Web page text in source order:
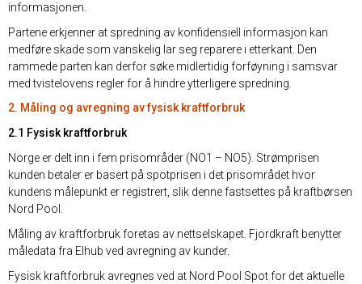
informasjonen.
Partene erkjenner at spredning av konfidensiell informasjon kan
medføre skade som vanskelig lar seg reparere i etterkant. Den
rammede parten kan derfor søke midlertidig forføyning i samsvar
med tvistelovens regler for å hindre ytterligere spredning.
2. Måling og avregning av fysisk kraftforbruk
2.1 Fysisk kraftforbruk
Norge er delt inn i fem prisområder (NO1 – NO5). Strømprisen
kunden betaler er basert på spotprisen i det prisområdet hvor
kundens målepunkt er registrert, slik denne fastsettes på kraftbørsen
Nord Pool.
Måling av kraftforbruk foretas av nettselskapet. Fjordkraft benytter
måledata fra Elhub ved avregning av kunder.
Fysisk kraftforbruk avregnes ved at Nord Pool Spot for det aktuelle